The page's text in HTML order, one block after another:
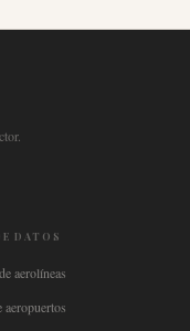
DATOS
aerolíneas
aeropuertos